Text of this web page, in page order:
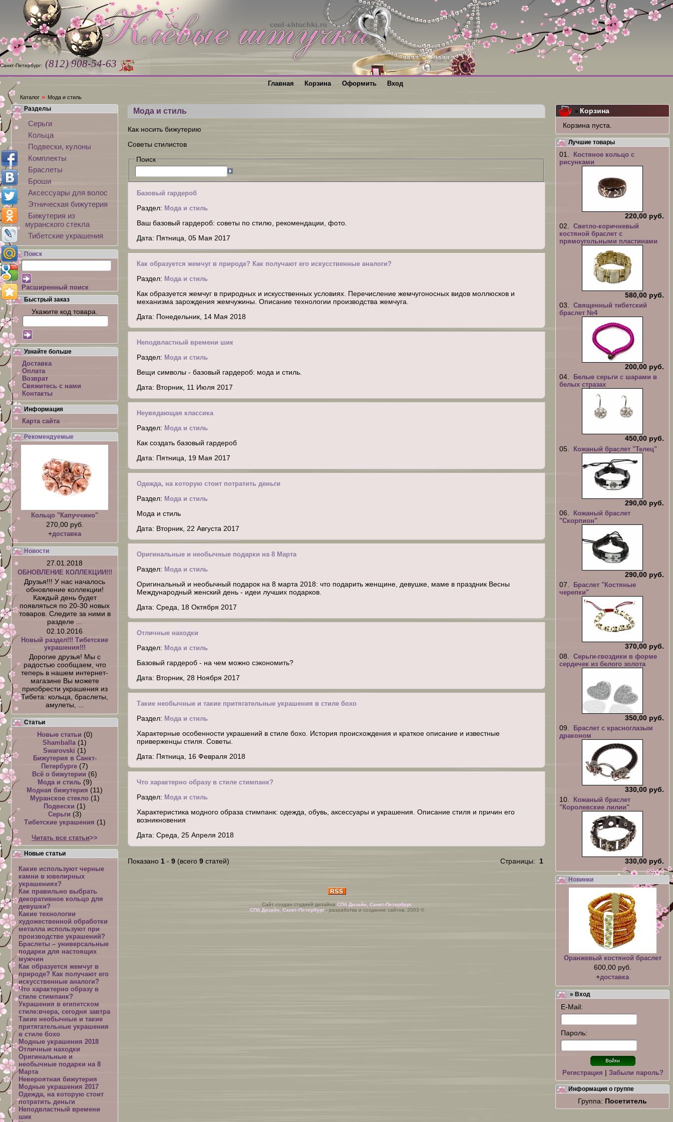
Санкт-Петербург: (812) 908-54-63
Главная Корзина Оформить Вход
Каталог » Мода и стиль
Мода и стиль
Как носить бижутерию
Советы стилистов
Поиск
Базовый гардероб
Раздел: Мода и стиль
Ваш базовый гардероб: советы по стилю, рекомендации, фото.
Дата: Пятница, 05 Мая 2017
Как образуется жемчуг в природе? Как получают его искусственные аналоги?
Раздел: Мода и стиль
Как образуется жемчуг в природных и искусственных условиях. Перечисление жемчугоносных видов моллюсков и
механизма зарождения жемчужины. Описание технологии производства жемчуга.
Дата: Понедельник, 14 Мая 2018
Неподвластный времени шик
Раздел: Мода и стиль
Вещи символы - базовый гардероб: мода и стиль.
Дата: Вторник, 11 Июля 2017
Неувядающая классика
Раздел: Мода и стиль
Как создать базовый гардероб
Дата: Пятница, 19 Мая 2017
Одежда, на которую стоит потратить деньги
Раздел: Мода и стиль
Мода и стиль
Дата: Вторник, 22 Августа 2017
Оригинальные и необычные подарки на 8 Марта
Раздел: Мода и стиль
Оригинальный и необычный подарок на 8 марта 2018: что подарить женщине, девушке, маме в праздник Весны
Международный женский день - идеи лучших подарков.
Дата: Среда, 18 Октября 2017
Отличные находки
Раздел: Мода и стиль
Базовый гардероб - на чем можно сэкономить?
Дата: Вторник, 28 Ноября 2017
Такие необычные и такие притягательные украшения в стиле бохо
Раздел: Мода и стиль
Характерные особенности украшений в стиле бохо. История происхождения и краткое описание и известные
приверженцы стиля. Советы.
Дата: Пятница, 16 Февраля 2018
Что характерно образу в стиле стимпанк?
Раздел: Мода и стиль
Характеристика модного образа стимпанк: одежда, обувь, аксессуары и украшения. Описание стиля и причин его
возникновения
Дата: Среда, 25 Апреля 2018
Страницы: 1
Показано 1 -9 (всего9 статей)
Разделы
Серьги
Кольца
Подвески, кулоны
Комплекты
Браслеты
Броши
Аксессуары для волос
Этническая бижутерия
Бижутерия из
муранского стекла
Тибетские украшения
Поиск
Расширенный поиск
Быстрый заказ
Укажите код товара.
Узнайте больше
Доставка
Оплата
Возврат
Свяжитесь с нами
Контакты
Информация
Карта сайта
Рекомендуемые
Кольцо "Капуччино"
270,00 руб.
+доставка
Новости
27.01.2018
ОБНОВЛЕНИЕ КОЛЛЕКЦИИ!!!
Друзья!!! У нас началось
обновление коллекции!
Каждый день будет
появляться по 20-30 новых
товаров. Следите за ними в
разделе ...
02.10.2016
Новый раздел!!! Тибетские
украшения!!!
Дорогие друзья! Мы с
радостью сообщаем, что
теперь в нашем интернет-
магазине Вы можете
приобрести украшения из
Тибета: кольца, браслеты,
амулеты, ...
Статьи
Новые статьи (0)
Shamballa (1)
Swarovski (1)
Бижутерия в Санкт-
Петербурге (7)
Всё о бижутерии (6)
Мода и стиль(9)
Модная бижутерия (11)
Муранское стекло(1)
Подвески (1)
Серьги (3)
Тибетские украшения (1)
Читать все статьи>>
Новые статьи
Какие используют черные
камни в ювелирных
украшениях?
Как правильно выбрать
декоративное кольцо для
девушки?
Какие технологии
художественной обработки
металла используют при
производстве украшений?
Браслеты – универсальные
подарки для настоящих
мужчин
Как образуется жемчуг в
природе? Как получают его
искусственные аналоги?
Что характерно образу в
стиле стимпанк?
Украшения в египетском
стиле:вчера, сегодня завтра
Такие необычные и такие
притягательные украшения
в стиле бохо
Модные украшения 2018
Отличные находки
Оригинальные и
необычные подарки на 8
Марта
Невероятная бижутерия
Модные украшения 2017
Одежда, на которую стоит
потратить деньги
Неподвластный времени
шик
» Корзина
Корзина пуста.
Лучшие товары
01.
Костяное кольцо с
рисунками
220,00 руб.
02.Светло-коричневый
костяной браслет с
прямоугольными пластинами
580,00 руб.
03.Священный тибетский
браслет №4
200,00 руб.
04.
Белые серьги с шарами в
белых стразах
450,00 руб.
05. Кожаный браслет "Телец"
290,00 руб.
06. Кожаный браслет
"Скорпион"
290,00 руб.
07.
Браслет "Костяные
черепки"
370,00 руб.
08.Серьги-гвоздики в форме
сердечек из белого золота
350,00 руб.
09.
Браслет с красноглазым
драконом
330,00 руб.
10.
Кожаный браслет
"Королевские лилии"
330,00 руб.
Новинки
Оранжевый костяной браслет
600,00 руб.
+доставка
» Вход
E-Mail:
Пароль:
Регистрация |Забыли пароль?
Информация о группе
Группа: Посетитель
Сайт создан студией дизайна СПб Дизайн, Санкт-Петербург
СПб Дизайн, Санкт-Петербург- разработка и создание сайтов, 2003 ©